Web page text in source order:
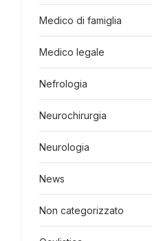
Medico di famiglia
Medico legale
Nefrologia
Neurochirurgia
Neurologia
News
Non categorizzato